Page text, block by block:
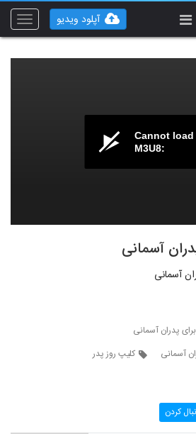
Toggle
آپلود ویدیو
Cannot load
M3U8:
آسمانی
آسمانی
پدران آسمانی
آسمانی
کلیپ روز پدر
کردن